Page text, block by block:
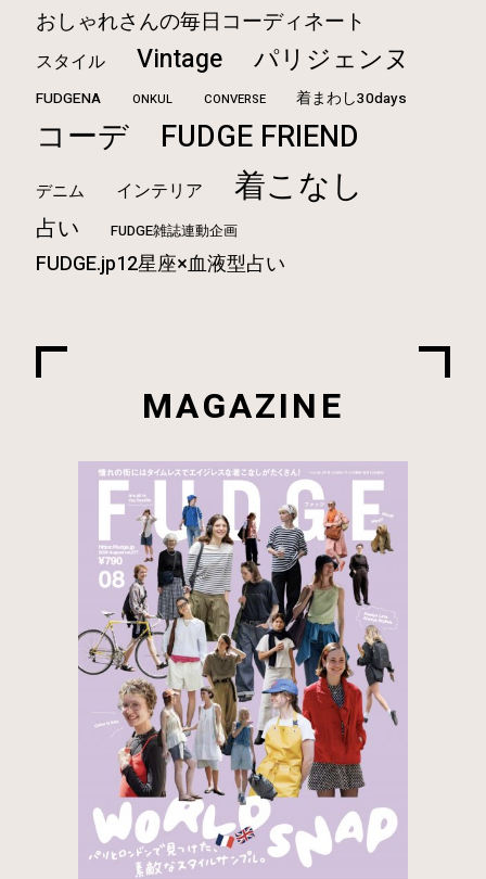
おしゃれさんの毎日コーディネート
スタイル Vintage パリジェンヌ
FUDGENA ONKUL CONVERSE 着まわし30days
コーデ FUDGE FRIEND
デニム インテリア 着こなし
占い FUDGE雑誌連動企画
FUDGE.jp12星座×血液型占い
MAGAZINE